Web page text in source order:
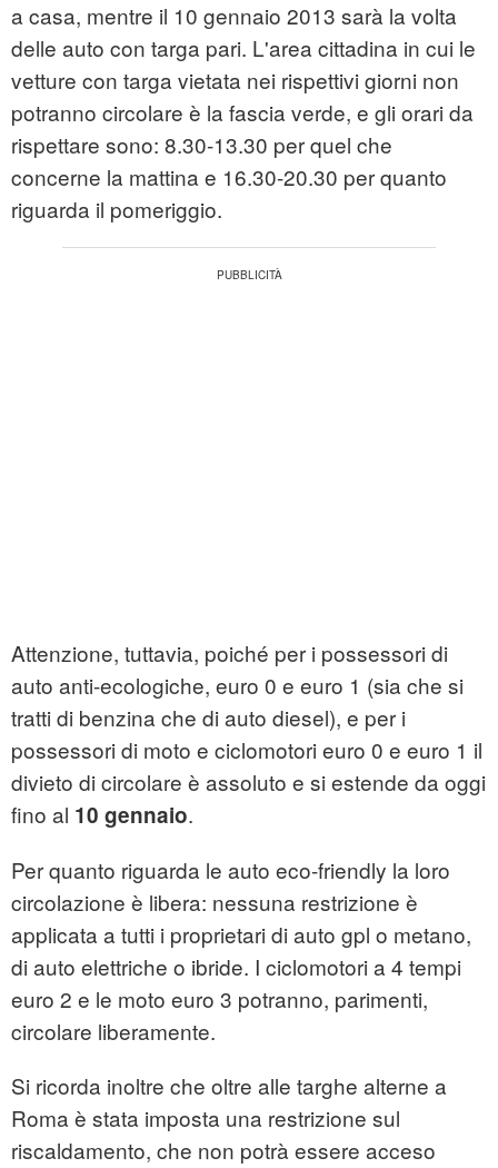
a casa, mentre il 10 gennaio 2013 sarà la volta
delle auto con targa pari. L'area cittadina in cui le
vetture con targa vietata nei rispettivi giorni non
potranno circolare è la fascia verde, e gli orari da
rispettare sono: 8.30-13.30 per quel che
concerne la mattina e 16.30-20.30 per quanto
riguarda il pomeriggio.
Attenzione, tuttavia, poiché per i possessori di
auto anti-ecologiche, euro 0 e euro 1 (sia che si
tratti di benzina che di auto diesel), e per i
possessori di moto e ciclomotori euro 0 e euro 1 il
divieto di circolare è assoluto e si estende da oggi
fino al 10 gennaio.
Per quanto riguarda le auto eco-friendly la loro
circolazione è libera: nessuna restrizione è
applicata a tutti i proprietari di auto gpl o metano,
di auto elettriche o ibride. I ciclomotori a 4 tempi
euro 2 e le moto euro 3 potranno, parimenti,
circolare liberamente.
Si ricorda inoltre che oltre alle targhe alterne a
Roma è stata imposta una restrizione sul
riscaldamento, che non potrà essere acceso